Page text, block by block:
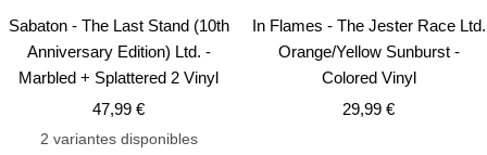
Sabaton - The Last Stand (10th
Anniversary Edition) Ltd. -
Marbled + Splattered 2 Vinyl
Precio
de
47,99 €
2 variantes disponibles
In Flames - The Jester Race Ltd.
Orange/Yellow Sunburst -
Colored Vinyl
Precio
29,99 €